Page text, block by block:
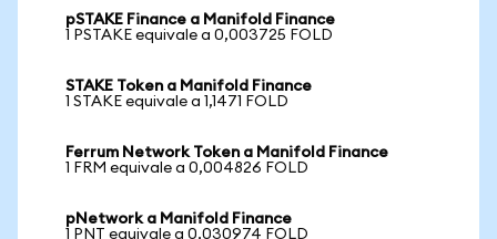
pSTAKE Finance a Manifold Finance
1 PSTAKE equivale a 0,003725 FOLD
STAKE Token a Manifold Finance
1 STAKE equivale a 1,1471 FOLD
Ferrum Network Token a Manifold Finance
1 FRM equivale a 0,004826 FOLD
pNetwork a Manifold Finance
1 PNT equivale a 0,030974 FOLD